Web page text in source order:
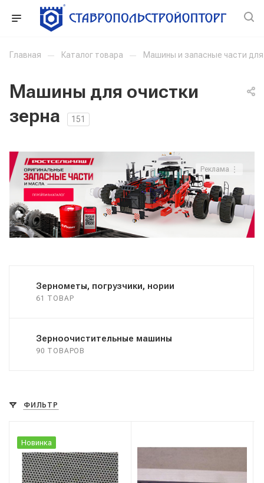
Главная — Каталог товара — Машины и запасные части
Машины для очистки
зерна
151
Реклама ⋮
Зернометы, погрузчики, нории
61 ТОВАР
Зерноочистительные машины
90 ТОВАРОВ
ФИЛЬТР
Новинка